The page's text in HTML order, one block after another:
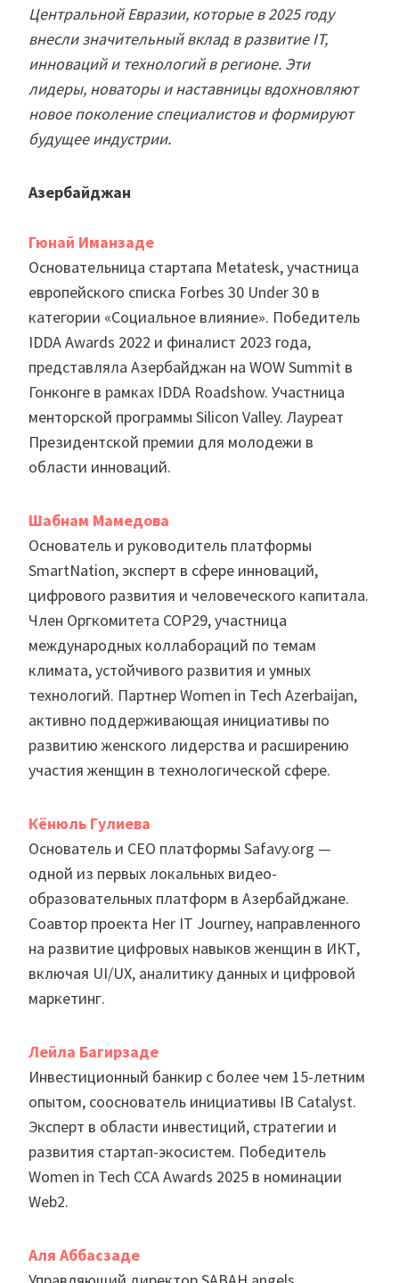
Центральной Евразии, которые в 2025 году
внесли значительный вклад в развитие IT,
инноваций и технологий в регионе. Эти
лидеры, новаторы и наставницы вдохновляют
новое поколение специалистов и формируют
будущее индустрии.
Азербайджан
Гюнай Иманзаде
Основательница стартапа Metatesk, участница
европейского списка Forbes 30 Under 30 в
категории «Социальное влияние». Победитель
IDDA Awards 2022 и финалист 2023 года,
представляла Азербайджан на WOW Summit в
Гонконге в рамках IDDA Roadshow. Участница
менторской программы Silicon Valley. Лауреат
Президентской премии для молодежи в
области инноваций.
Шабнам Мамедова
Основатель и руководитель платформы
SmartNation, эксперт в сфере инноваций,
цифрового развития и человеческого капитала.
Член Оргкомитета COP29, участница
международных коллабораций по темам
климата, устойчивого развития и умных
технологий. Партнер Women in Tech Azerbaijan,
активно поддерживающая инициативы по
развитию женского лидерства и расширению
участия женщин в технологической сфере.
Кёнюль Гулиева
Основатель и CEO платформы Safavy.org —
одной из первых локальных видео-
образовательных платформ в Азербайджане.
Соавтор проекта Her IT Journey, направленного
на развитие цифровых навыков женщин в ИКТ,
включая UI/UX, аналитику данных и цифровой
маркетинг.
Лейла Багирзаде
Инвестиционный банкир с более чем 15-летним
опытом, сооснователь инициативы IB Catalyst.
Эксперт в области инвестиций, стратегии и
развития стартап-экосистем. Победитель
Women in Tech CCA Awards 2025 в номинации
Web2.
Аля Аббасзаде